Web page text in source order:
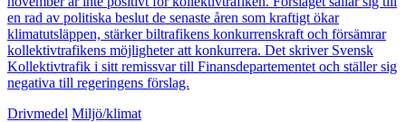
en rad av politiska beslut de senaste åren som kraftigt ökar
klimatutsläppen, stärker biltrafikens konkurrenskraft och försämrar
kollektivtrafikens möjligheter att konkurrera. Det skriver Svensk
Kollektivtrafik i sitt remissvar till Finansdepartementet och ställer sig
negativa till regeringens förslag.
Drivmedel Miljö/klimat